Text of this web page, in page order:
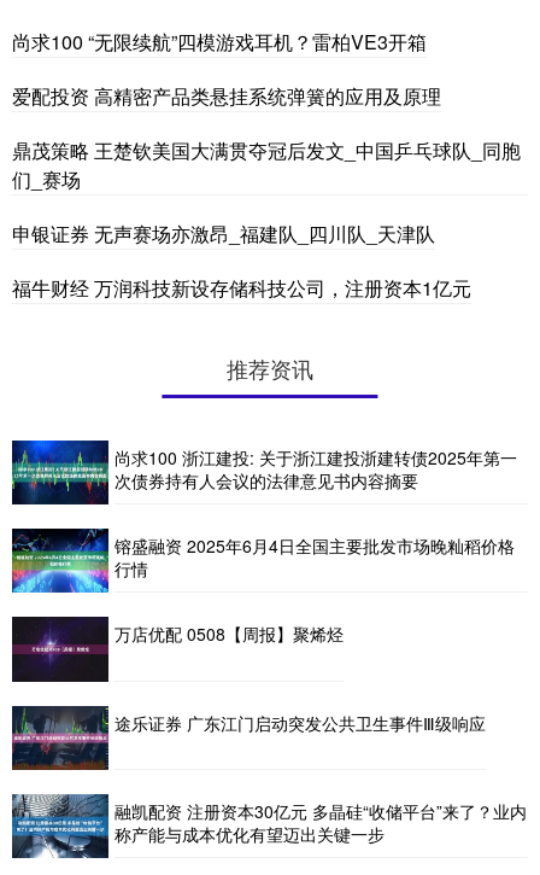
尚求100 “无限续航”四模游戏耳机？雷柏VE3开箱
爱配投资 高精密产品类悬挂系统弹簧的应用及原理
鼎茂策略 王楚钦美国大满贯夺冠后发文_中国乒乓球队_同胞
们_赛场
申银证券 无声赛场亦激昂_福建队_四川队_天津队
福牛财经 万润科技新设存储科技公司，注册资本1亿元
推荐资讯
尚求100 浙江建投: 关于浙江建投浙建转债2025年第一
次债券持有人会议的法律意见书内容摘要
镕盛融资 2025年6月4日全国主要批发市场晚籼稻价格
行情
万店优配 0508【周报】聚烯烃
途乐证券 广东江门启动突发公共卫生事件Ⅲ级响应
融凯配资 注册资本30亿元 多晶硅“收储平台”来了？业内
称产能与成本优化有望迈出关键一步